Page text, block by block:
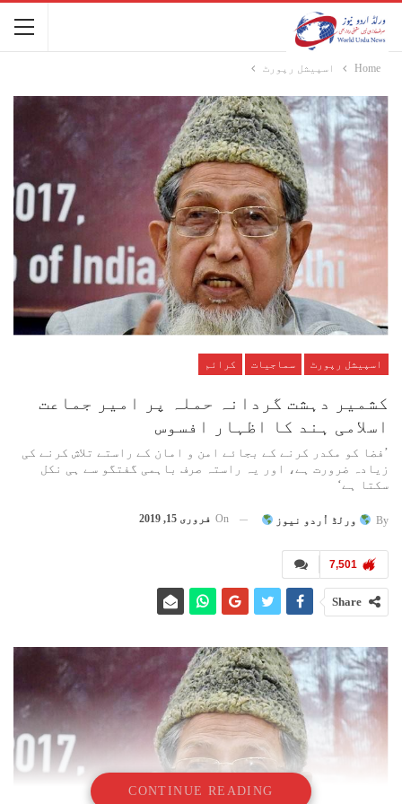
Home اسپیشل رپورٹ
اسپیشل رپورٹ سماجیات کرائم
کشمیر دہشت گردانہ حملہ پر امیر جماعت
اسلامی ہند کا اظہار افسوس
’فضا کو مکدر کرنے کے بجائے امن و امان کے راستے تلاش کرنے کی
زیادہ ضرورت ہے، اور یہ راستہ صرف باہمی گفتگو سے ہی نکل
سکتا ہے‘
By ورلڈ اُردو نیوز On فروری 15, 2019
7,501
Share
CONTINUE READING